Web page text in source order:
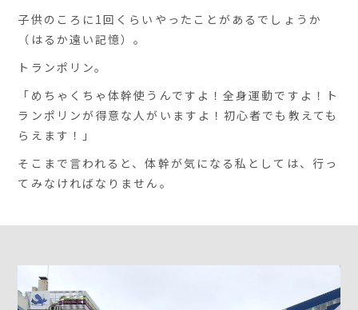
子供のころに1回くらいやったことがあるでしょうか
（はるか遠い記憶）。
トランポリン。
「めちゃくちゃ体幹使うんですよ！全身運動ですよ！ト
ランポリンが得意な人がいますよ！初心者でも教えても
らえます！」
そこまで言われると、体幹が気になる私としては、行っ
てみなければなりません。